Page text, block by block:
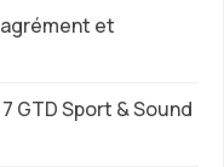
et
GTD Sport & Sound